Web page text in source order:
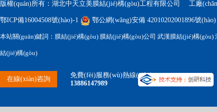
版權(quán)所有：湖北中天立美膜結(jié)構(gòu)工程有限公司 工廠
鄂ICP備16004508號(hào)-1 鄂公網(wǎng)安備 42010202001896號(hào)
本站關(guān)鍵詞：膜結(jié)構(gòu) 膜結(jié)構(gòu)公司 武漢膜結(jié)構
結(jié)構(gòu)
在線(xiàn)咨詢
免費(fèi)服務(wù)熱線(xiàn)
13886147989